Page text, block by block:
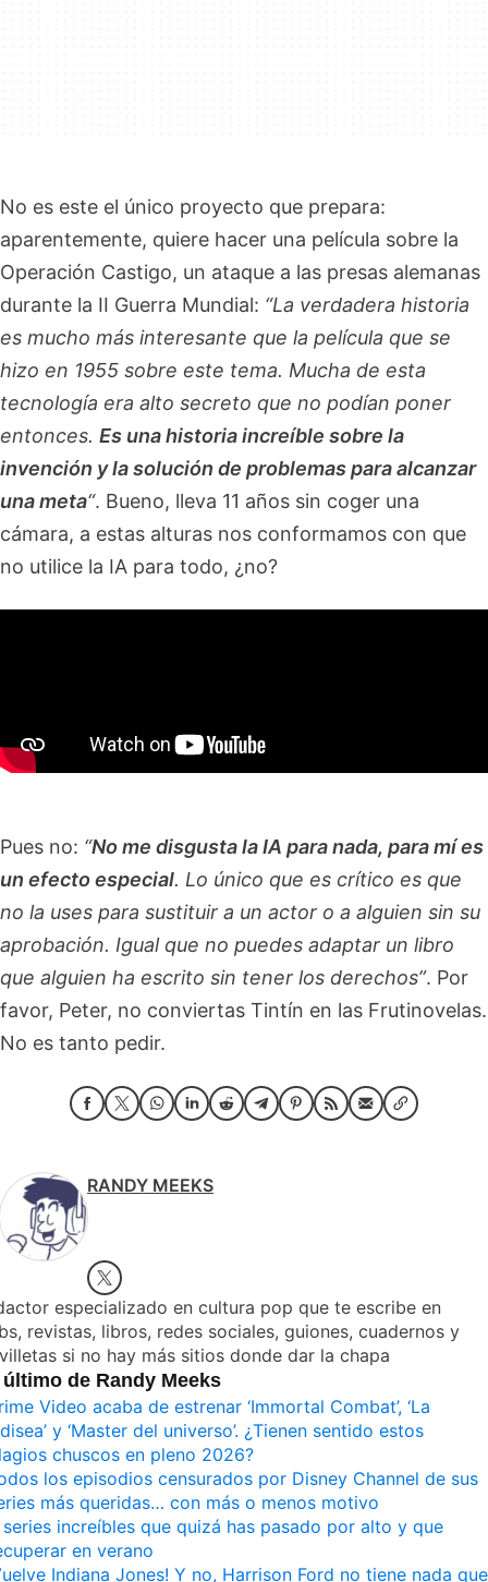
No es este el único proyecto que prepara:
aparentemente, quiere hacer una película sobre la
Operación Castigo, un ataque a las presas alemanas
durante la II Guerra Mundial: “La verdadera historia
es mucho más interesante que la película que se
hizo en 1955 sobre este tema. Mucha de esta
tecnología era alto secreto que no podían poner
entonces. Es una historia increíble sobre la
invención y la solución de problemas para alcanzar
una meta“. Bueno, lleva 11 años sin coger una
cámara, a estas alturas nos conformamos con que
no utilice la IA para todo, ¿no?
Pues no: “No me disgusta la IA para nada, para mí es
un efecto especial. Lo único que es crítico es que
no la uses para sustituir a un actor o a alguien sin su
aprobación. Igual que no puedes adaptar un libro
que alguien ha escrito sin tener los derechos”. Por
favor, Peter, no conviertas Tintín en las Frutinovelas.
No es tanto pedir.
RANDY MEEKS
especializado en cultura pop que te escribe en
revistas, libros, redes sociales, guiones, cuadernos y
si no hay más sitios donde dar la chapa
de Randy Meeks
Video acaba de estrenar ‘Immortal Combat’, ‘La
y ‘Master del universo’. ¿Tienen sentido estos
chuscos en pleno 2026?
los episodios censurados por Disney Channel de sus
más queridas… con más o menos motivo
increíbles que quizá has pasado por alto y que
en verano
Indiana Jones! Y no, Harrison Ford no tiene nada que